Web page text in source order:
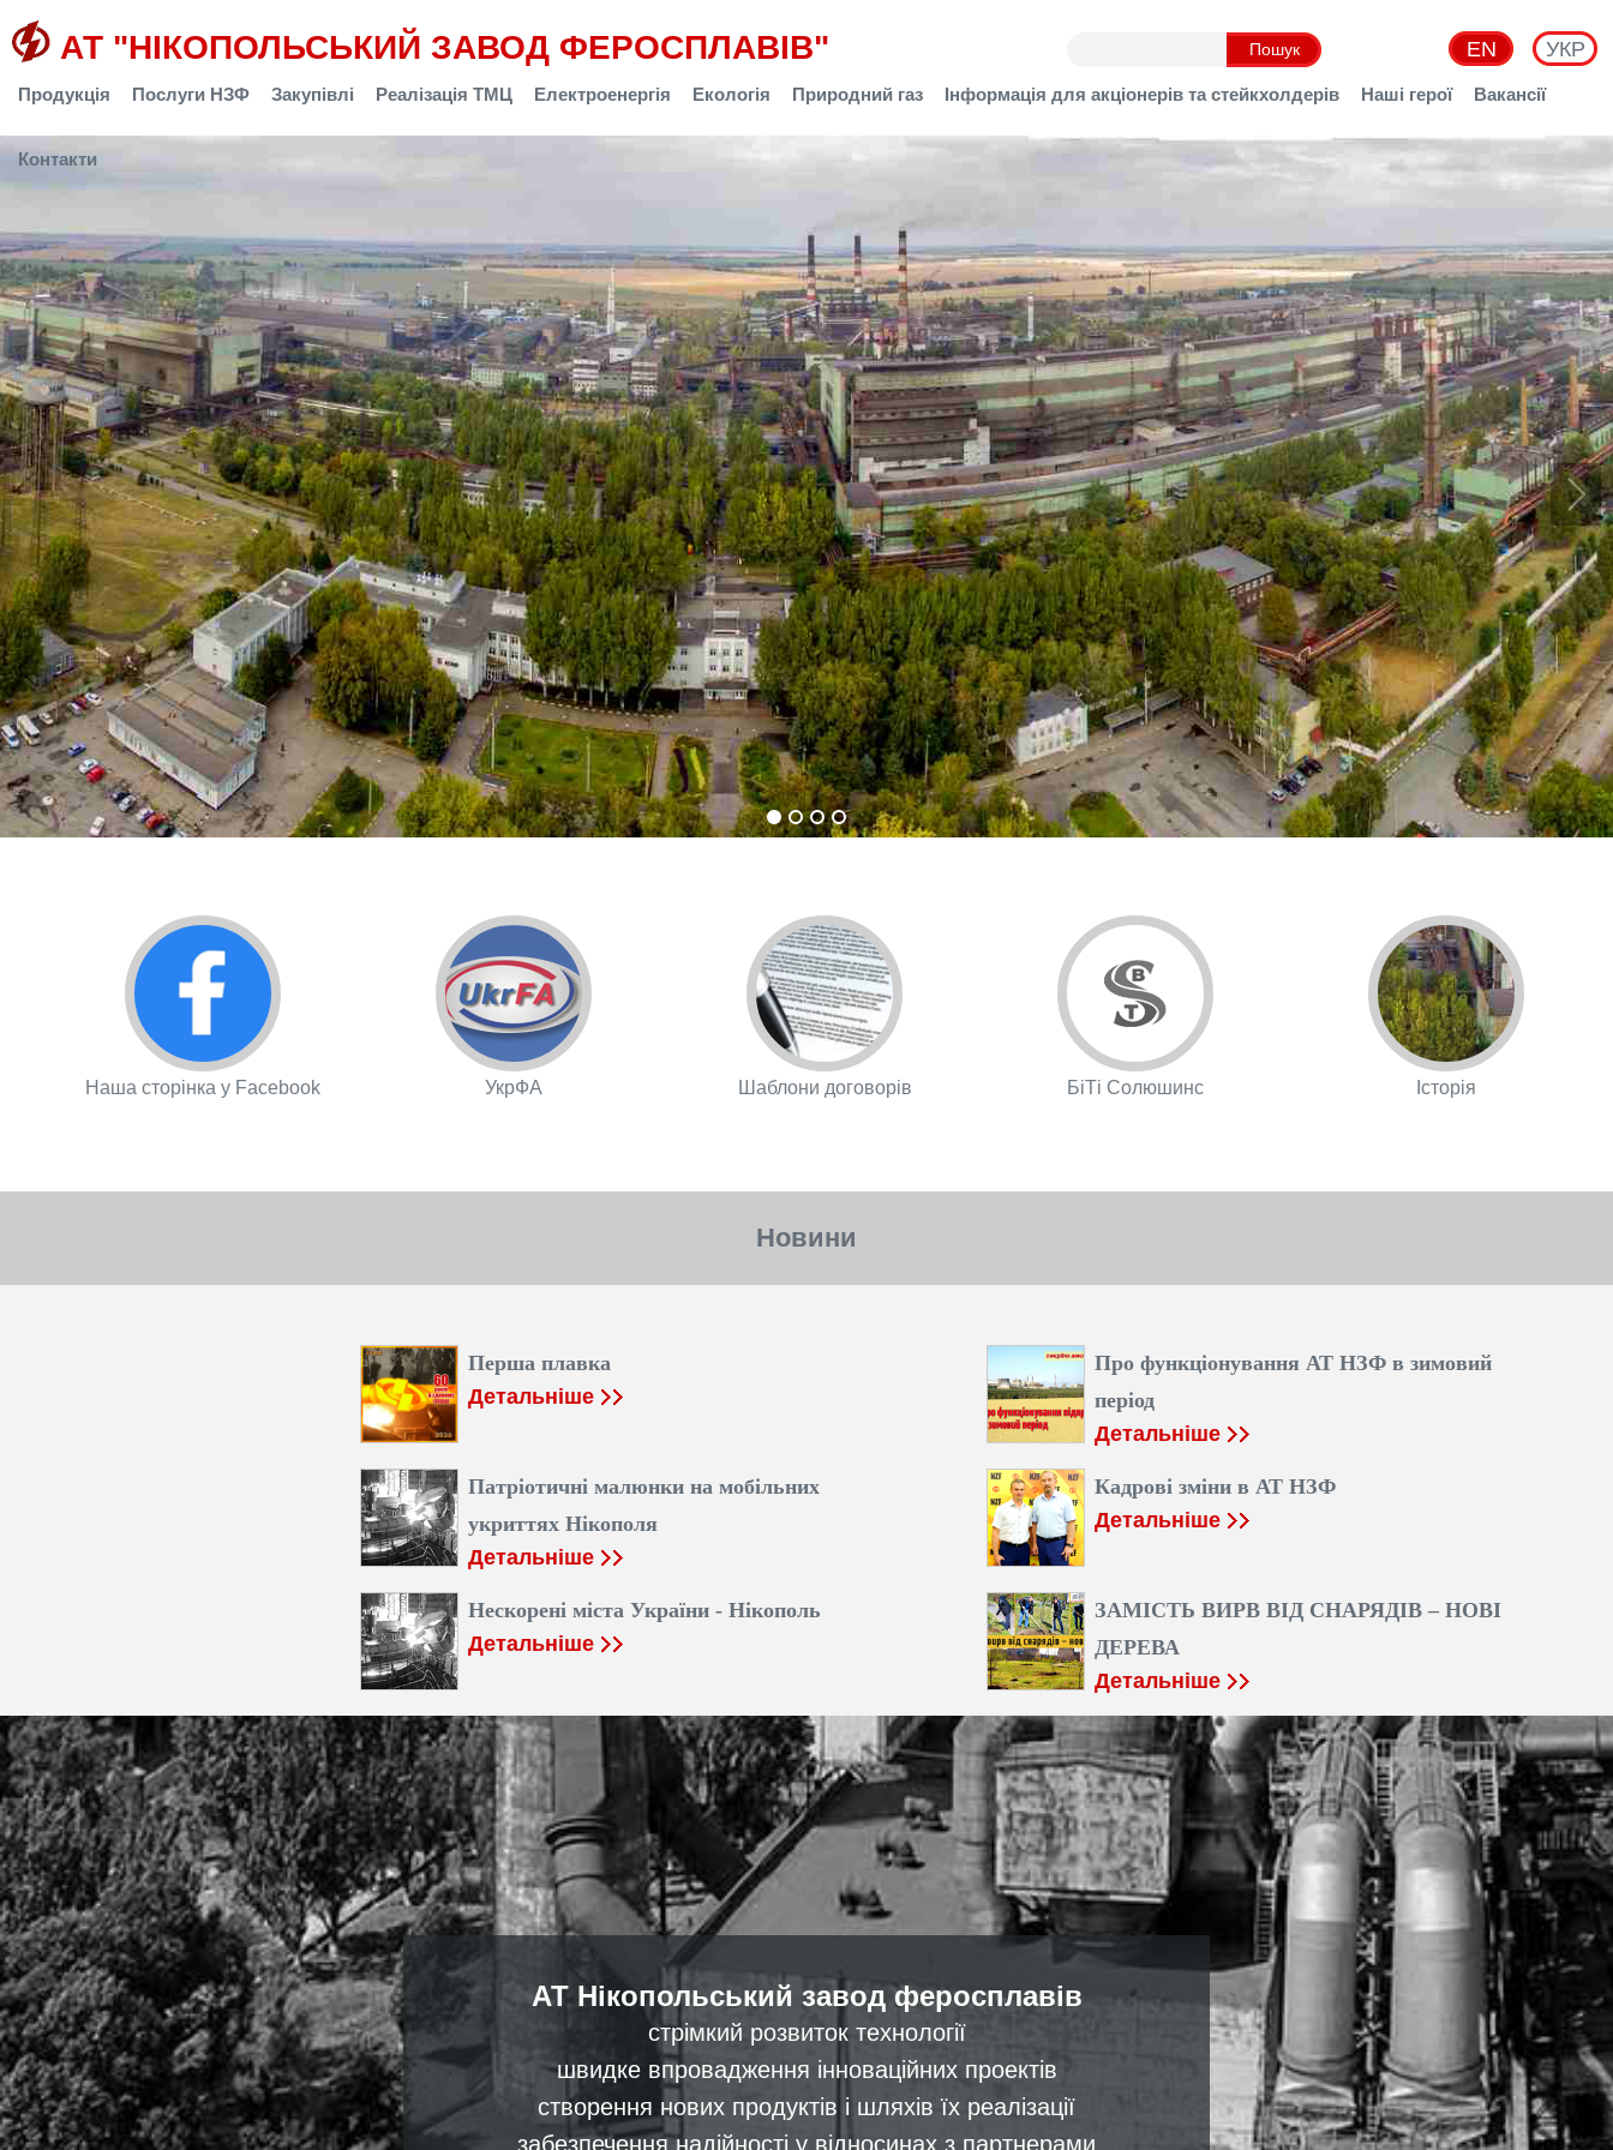
АТ "НІКОПОЛЬСЬКИЙ ЗАВОД ФЕРОСПЛАВІВ" УКР
EN
Продукція Послуги НЗФ Закупівлі Реалізація ТМЦ Електроенергія Екологія Природний газ Інформація для акціонерів та стейкхолдерів Наші герої Вакансії
Контакти
Наша сторінка у Facebook УкрФА Шаблони договорів БіТі Солюшинс Історія
Новини
Перша плавка
Детальніше
Про функціонування АТ НЗФ в зимовий
період
Детальніше
Патріотичні малюнки на мобільних
укриттях Нікополя
Детальніше
Кадрові зміни в АТ НЗФ
Детальніше
Нескорені міста України - Нікополь
Детальніше
ЗАМІСТЬ ВИРВ ВІД СНАРЯДІВ – НОВІ
ДЕРЕВА
Детальніше
АТ Нікопольський завод феросплавів
стрімкий розвиток технології
швидке впровадження інноваційних проектів
створення нових продуктів і шляхів їх реалізації
забезпечення надійності у відносинах з партнерами